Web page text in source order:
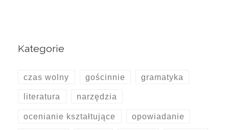
Kategorie
czas wolny gościnnie gramatyka
literatura narzędzia
ocenianie kształtujące opowiadanie